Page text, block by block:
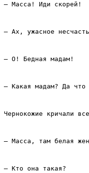
– Масса! Иди скорей!
– Ах, ужасное
– О! Бедная мадам!
– Какая мадам? Да что
Чернокожие кричали
– Масса, там белая
– Кто она такая?